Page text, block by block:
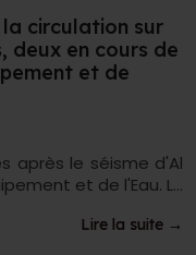
la circulation sur
en cours de
et de
après le séisme d'Al
et de l'Eau. L...
Lire la suite →